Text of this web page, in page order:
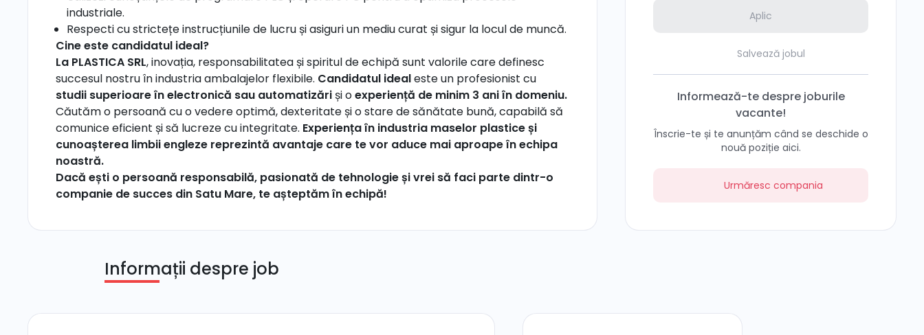
industriale.
Respecti cu strictețe instrucțiunile de lucru și asiguri un mediu curat și sigur la locul de muncă.
Cine este candidatul ideal?
La PLASTICA SRL, inovația, responsabilitatea și spiritul de echipă sunt valorile care definesc
succesul nostru în industria ambalajelor flexibile. Candidatul idealeste un profesionist cu
studii superioare în electronică sau automatizăriși oexperiență de minim 3 ani în domeniu.
Căutăm o persoană cu o vedere optimă, dexteritate și o stare de sănătate bună, capabilă să
comunice eficient și să lucreze cu integritate. Experiența în industria maselor plastice și
cunoașterea limbii engleze reprezintă avantaje care te vor aduce mai aproape în echipa
noastră.
Dacă ești o persoană responsabilă, pasionată de tehnologie și vrei să faci parte dintr-o
companie de succes din Satu Mare, te așteptăm în echipă!
Aplic
Salvează jobul
Informează-te despre joburile
vacante!
Înscrie-te și te anunțăm când se deschide o
nouă poziție aici.
Urmăresc compania
Informații despre job